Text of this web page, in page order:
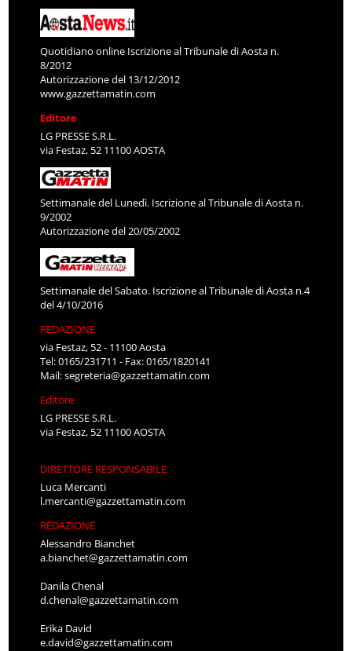
Quotidiano online Iscrizione al Tribunale di Aosta n.
8/2012
Autorizzazione del 13/12/2012
www.gazzettamatin.com
Editore
LG PRESSE S.R.L.
via Festaz, 52 11100 AOSTA
Settimanale del Lunedì. Iscrizione al Tribunale di Aosta n.
9/2002
Autorizzazione del 20/05/2002
Settimanale del Sabato. Iscrizione al Tribunale di Aosta n.4
del 4/10/2016
REDAZIONE
via Festaz, 52 - 11100 Aosta
Tel: 0165/231711 - Fax: 0165/1820141
Mail:segreteria@gazzettamatin.com
Editore
LG PRESSE S.R.L.
via Festaz, 52 11100 AOSTA
DIRETTORE RESPONSABILE
Luca Mercanti
l.mercanti@gazzettamatin.com
REDAZIONE
Alessandro Bianchet
a.bianchet@gazzettamatin.com
Danila Chenal
d.chenal@gazzettamatin.com
Erika David
e.david@gazzettamatin.com